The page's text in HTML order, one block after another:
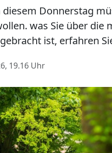
Donnerstag
was Sie über
ist, erfahren
19.16 Uhr